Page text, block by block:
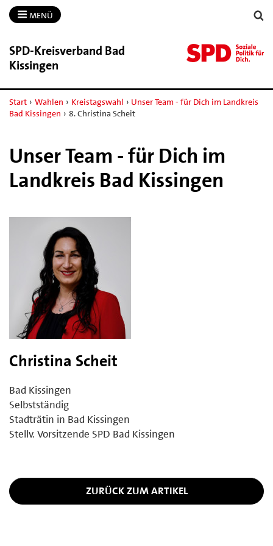
MENÜ
SPD-​Kreisverband Bad
Kissingen
Start › Wahlen › Kreistagswahl › Unser Team - für Dich im Landkreis
Bad Kissingen › 8. Christina Scheit
Unser Team - für Dich im
Landkreis Bad Kissingen
Christina Scheit
Bad Kissingen
Selbstständig
Stadträtin in Bad Kissingen
Stellv. Vorsitzende SPD Bad Kissingen
ZURÜCK ZUM ARTIKEL